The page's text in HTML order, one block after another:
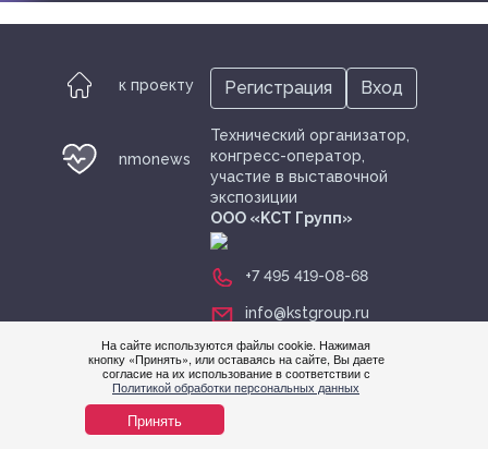
На сайте используются файлы cookie. Нажимая
кнопку «Принять», или оставаясь на сайте, Вы даете
согласие на их использование в соответствии с
Политикой обработки персональных данных
Принять
к проекту
nmonews
Технический организатор,
конгресс-оператор,
участие в выставочной
экспозиции
ООО «KСТ Групп»
+7 495 419-08-68
info@kstgroup.ru
Регистрация Вход
© nmonews 2026 все права защищены